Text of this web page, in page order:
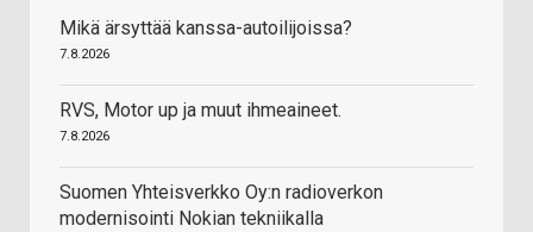
Mikä ärsyttää kanssa-autoilijoissa?
7.8.2026
RVS, Motor up ja muut ihmeaineet.
7.8.2026
Suomen Yhteisverkko Oy:n radioverkon
modernisointi Nokian tekniikalla